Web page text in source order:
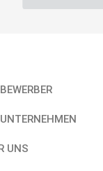
UNS